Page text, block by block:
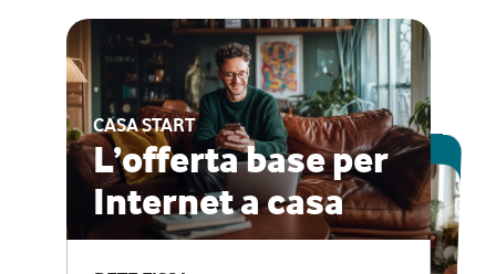
CASA START
L’offerta base per
Internet a casa
ESCLUSIVA ONLINE
CASA PRO